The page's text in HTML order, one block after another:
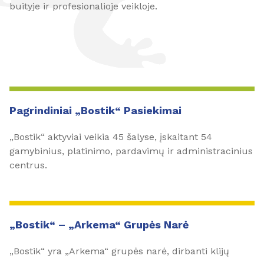
buityje ir profesionalioje veikloje.
Pagrindiniai „Bostik“ Pasiekimai
„Bostik“ aktyviai veikia 45 šalyse, įskaitant 54
gamybinius, platinimo, pardavimų ir administracinius
centrus.
„Bostik“ – „Arkema“ Grupės Narė
„Bostik“ yra „Arkema“ grupės narė, dirbanti klijų